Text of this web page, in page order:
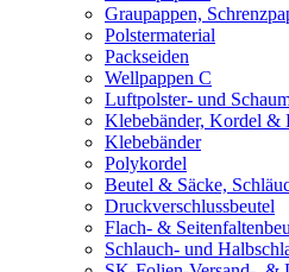
Graupappen,
Polstermaterial
Packseiden
Wellpappen C
Luftpolster- und
Klebebänder, Kordel &
Klebebänder
Polykordel
Beutel & Säcke,
Druckverschlussbeutel
Flach- &
Schlauch- und